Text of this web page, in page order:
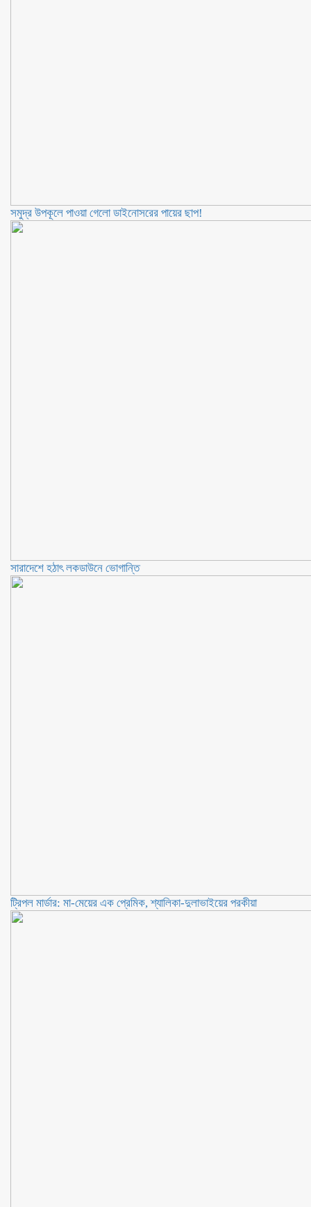
সমুদ্র উপকূলে পাওয়া গেলো ডাইনোসরের পায়ের ছাপ!
সারাদেশে হঠাৎ লকডাউনে ভোগান্তি
ট্রিপল মার্ডার: মা-মেয়ের এক প্রেমিক, শ্যালিকা-দুলাভাইয়ের পরকীয়া